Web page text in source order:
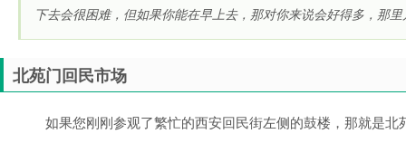
下去会很困难，但如果你能在早上去，那对你来说会好得多，那
北苑门回民市场
如果您刚刚参观了繁忙的西安回民街左侧的鼓楼，那就是